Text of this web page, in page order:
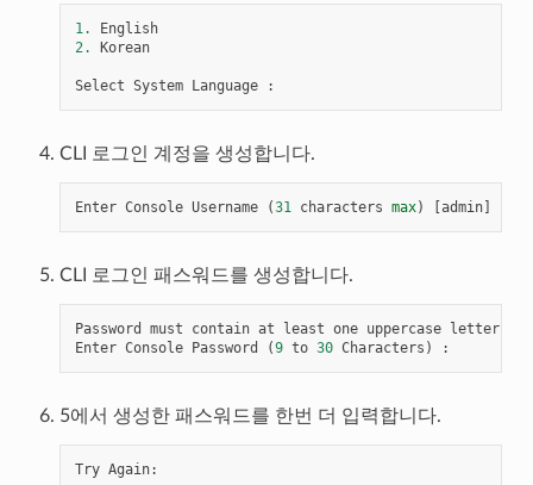
1.
English
2.
Korean
Select System Language :
CLI 로그인 계정을 생성합니다.
Enter Console Username (31 characters max) [admin]
CLI 로그인 패스워드를 생성합니다.
Password must contain at least one uppercase letter,
Enter Console Password (9 to 30 Characters ) :
5에서 생성한 패스워드를 한번 더 입력합니다.
Try Again: